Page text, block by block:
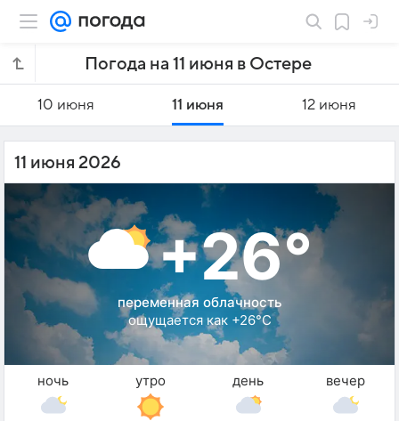
Погода на 11 июня в Остере
10 июня 11 июня 12 июня
11 июня 2026
+26°
переменная облачность
ощущается как +26°C
ночь утро день вечер